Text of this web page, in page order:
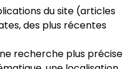
du site (articles
des plus récentes
recherche plus précise